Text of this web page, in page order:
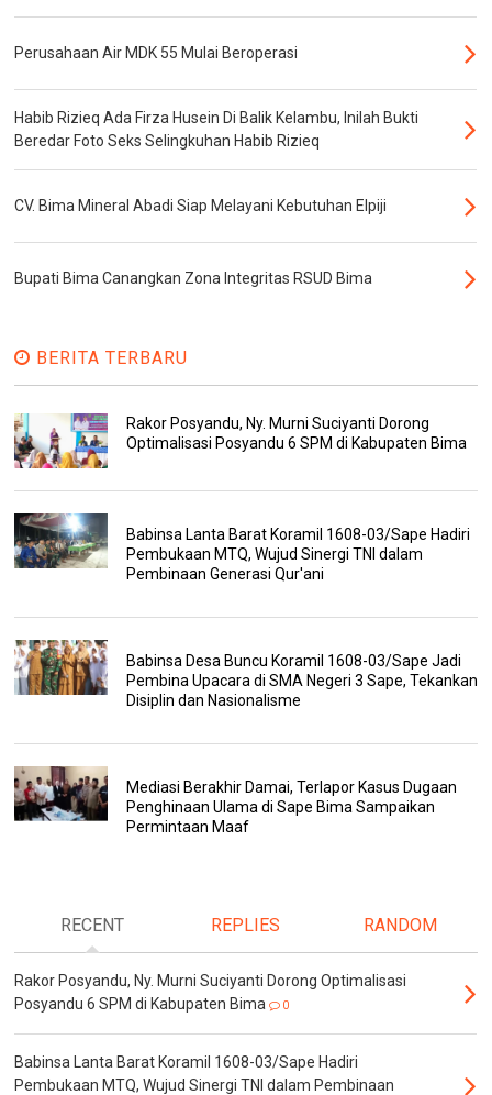
Perusahaan Air MDK 55 Mulai Beroperasi
Habib Rizieq Ada Firza Husein Di Balik Kelambu, Inilah Bukti
Beredar Foto Seks Selingkuhan Habib Rizieq
CV. Bima Mineral Abadi Siap Melayani Kebutuhan Elpiji
Bupati Bima Canangkan Zona Integritas RSUD Bima
BERITA TERBARU
Rakor Posyandu, Ny. Murni Suciyanti Dorong
Optimalisasi Posyandu 6 SPM di Kabupaten Bima
Babinsa Lanta Barat Koramil 1608-03/Sape Hadiri
Pembukaan MTQ, Wujud Sinergi TNI dalam
Pembinaan Generasi Qur'ani
Babinsa Desa Buncu Koramil 1608-03/Sape Jadi
Pembina Upacara di SMA Negeri 3 Sape, Tekankan
Disiplin dan Nasionalisme
Mediasi Berakhir Damai, Terlapor Kasus Dugaan
Penghinaan Ulama di Sape Bima Sampaikan
Permintaan Maaf
RECENT REPLIES RANDOM
Rakor Posyandu, Ny. Murni Suciyanti Dorong Optimalisasi
Posyandu 6 SPM di Kabupaten Bima
0
Babinsa Lanta Barat Koramil 1608-03/Sape Hadiri
Pembukaan MTQ, Wujud Sinergi TNI dalam Pembinaan